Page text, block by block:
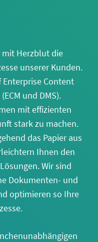
Herzblut die
unserer Kunden.
Enterprise Content
und DMS).
mit effizienten
stark zu machen.
das Papier aus
Ihnen den
Wir sind
Dokumenten- und
optimieren so Ihre